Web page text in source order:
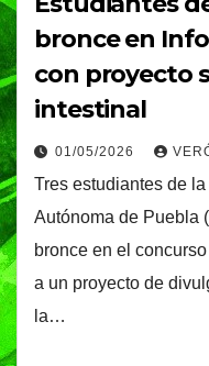
bronce en
con proyecto
intestinal
01/05/2026
Tres estudiantes de
Autónoma de Puebla
bronce en el
a un proyecto de
la…